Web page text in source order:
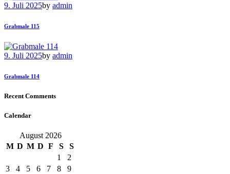
9. Juli 2025by admin
Grabmale 115
9. Juli 2025by admin
Grabmale 114
Recent Comments
Calendar
August 2026
M D M D F S
S
1
2
3
4 5 6 7 8
9